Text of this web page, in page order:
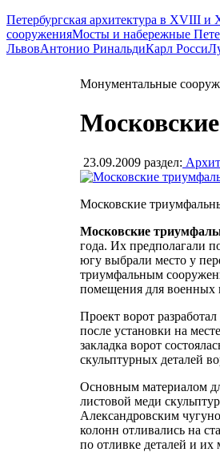
Петербургская архитектура в XVIII и
сооруженияМосты и набережные
ЛьвовАнтонио РинальдиКарл Росси
Монументальные
23.09.2009 раздел:
Московские
Московские
года. Их предполагали
югу выбрали место у
триумфальным
помещения для военных
Проект ворот разработал
после установки на
закладка ворот
скульптурных деталей
Основным материалом
листовой меди
Александровским
колонн отливались на
по отливке деталей и их